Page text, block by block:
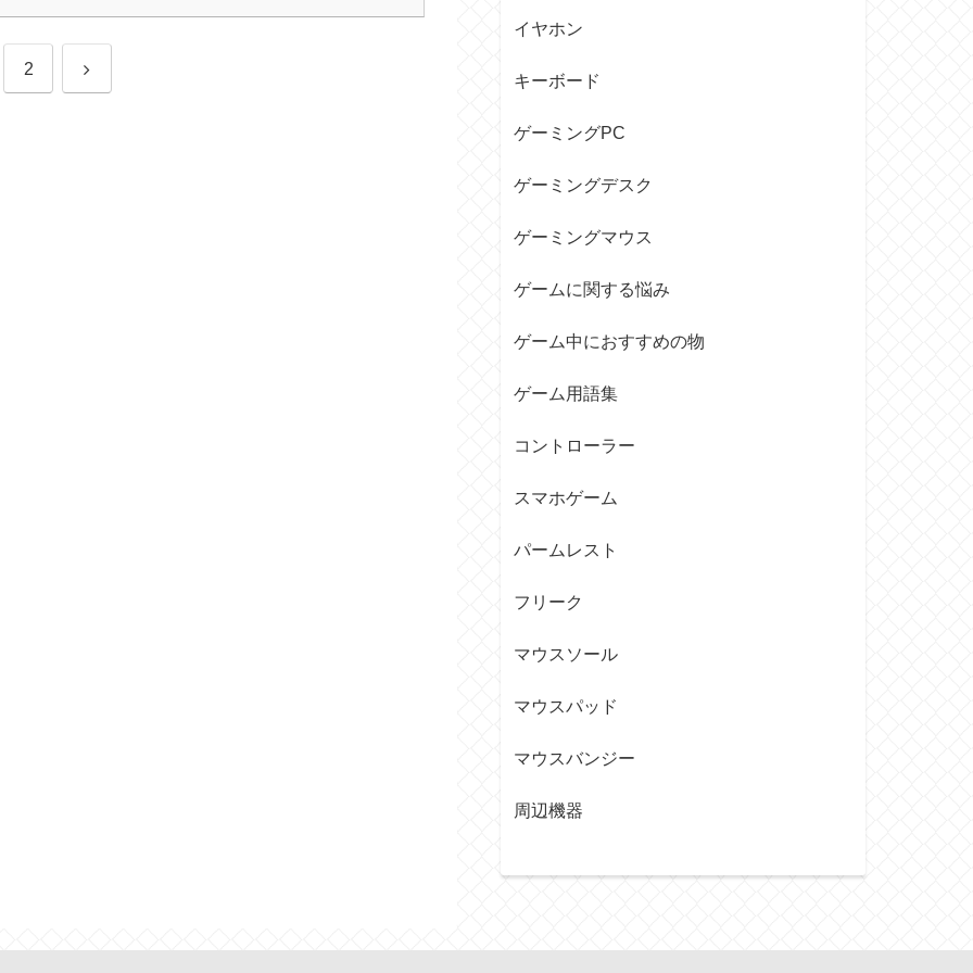
2 次
イヤホン
キーボード
ゲーミングPC
ゲーミングデスク
ゲーミングマウス
ゲームに関する悩み
ゲーム中におすすめの物
ゲーム用語集
コントローラー
スマホゲーム
パームレスト
フリーク
マウスソール
マウスパッド
マウスバンジー
周辺機器